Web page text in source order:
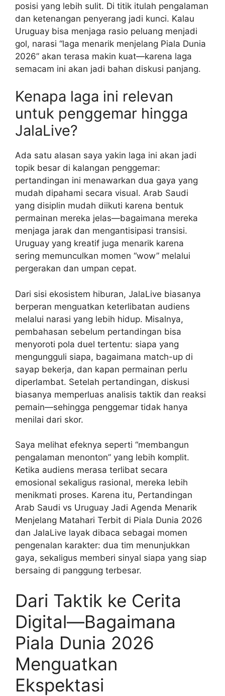
posisi yang lebih sulit. Di titik itulah pengalaman
dan ketenangan penyerang jadi kunci. Kalau
Uruguay bisa menjaga rasio peluang menjadi
gol, narasi “laga menarik menjelang Piala Dunia
2026” akan terasa makin kuat—karena laga
semacam ini akan jadi bahan diskusi panjang.
Kenapa laga ini relevan
untuk penggemar hingga
JalaLive?
Ada satu alasan saya yakin laga ini akan jadi
topik besar di kalangan penggemar:
pertandingan ini menawarkan dua gaya yang
mudah dipahami secara visual. Arab Saudi
yang disiplin mudah diikuti karena bentuk
permainan mereka jelas—bagaimana mereka
menjaga jarak dan mengantisipasi transisi.
Uruguay yang kreatif juga menarik karena
sering memunculkan momen “wow” melalui
pergerakan dan umpan cepat.
Dari sisi ekosistem hiburan, JalaLive biasanya
berperan menguatkan keterlibatan audiens
melalui narasi yang lebih hidup. Misalnya,
pembahasan sebelum pertandingan bisa
menyoroti pola duel tertentu: siapa yang
mengungguli siapa, bagaimana match-up di
sayap bekerja, dan kapan permainan perlu
diperlambat. Setelah pertandingan, diskusi
biasanya memperluas analisis taktik dan reaksi
pemain—sehingga penggemar tidak hanya
menilai dari skor.
Saya melihat efeknya seperti “membangun
pengalaman menonton” yang lebih komplit.
Ketika audiens merasa terlibat secara
emosional sekaligus rasional, mereka lebih
menikmati proses. Karena itu, Pertandingan
Arab Saudi vs Uruguay Jadi Agenda Menarik
Menjelang Matahari Terbit di Piala Dunia 2026
dan JalaLive layak dibaca sebagai momen
pengenalan karakter: dua tim menunjukkan
gaya, sekaligus memberi sinyal siapa yang siap
bersaing di panggung terbesar.
Dari Taktik ke Cerita
Digital—Bagaimana
Piala Dunia 2026
Menguatkan
Ekspektasi